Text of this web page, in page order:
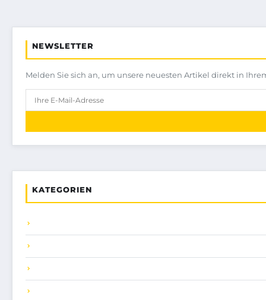
NEWSLETTER
Melden Sie sich an, um unsere neuesten Artikel direkt in
KATEGORIEN